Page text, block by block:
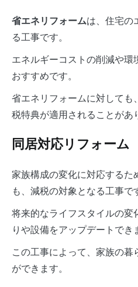
省エネリフォームは、住宅の
る工事です。
エネルギーコストの削減や環
おすすめです。
省エネリフォームに対しても
税特典が適用されることがあ
同居対応リフォーム
家族構成の変化に対応するた
も、減税の対象となる工事で
将来的なライフスタイルの変
りや設備をアップデートでき
この工事によって、家族の暮
ができます。